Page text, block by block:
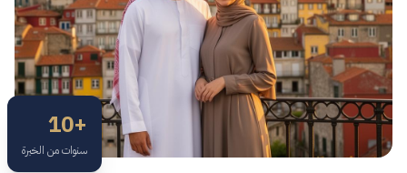
+10
سنوات من الخبرة